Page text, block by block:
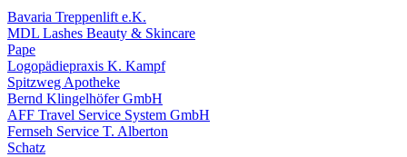
Bavaria Treppenlift e.K.
MDL Lashes Beauty & Skincare
Pape
Logopädiepraxis K. Kampf
Spitzweg Apotheke
Bernd Klingelhöfer GmbH
AFF Travel Service System GmbH
Fernseh Service T. Alberton
Schatz